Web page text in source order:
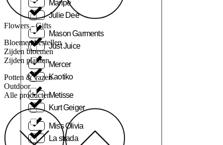
Maripé
Mason Garments
Mercer
Metisse
Miss Olivia
Julie Dee
Just Juice
Kaotiko
Kurt Geiger
La strada
Flowers - Gifts
Bloemen bestellen
Zijden bloemen
Zijden planten
Potten & vazen
Outdoor
Alle producten